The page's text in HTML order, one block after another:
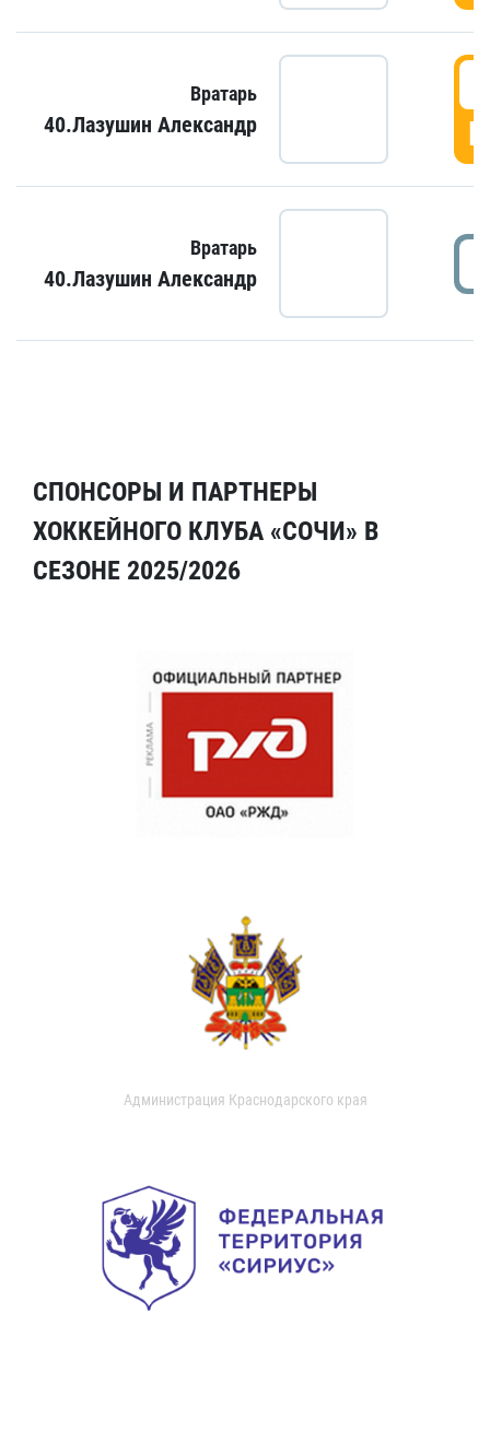
Вратарь
40.Лазушин Александр
Вратарь
40.Лазушин Александр
СПОНСОРЫ И ПАРТНЕРЫ
ХОККЕЙНОГО КЛУБА «СОЧИ» В
СЕЗОНЕ 2025/2026
Администрация Краснодарского края